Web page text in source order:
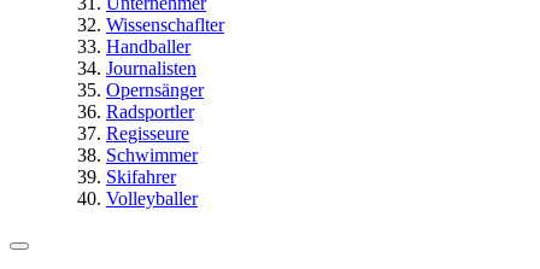
Wissenschaflter
Handballer
Journalisten
Opernsänger
Radsportler
Regisseure
Schwimmer
Skifahrer
Volleyballer